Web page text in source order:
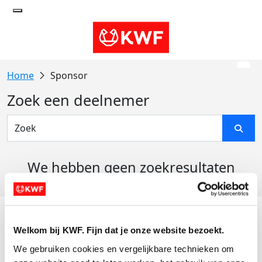
Welkom bij KWF. Fijn dat je onze website bezoekt.
We gebruiken cookies en vergelijkbare technieken om
Sponsor
Zoek een deelnemer
We hebben geen zoekresultaten
Actiematerialen
Evenementen